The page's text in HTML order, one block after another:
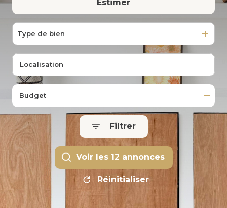
VENTES
Estimer
Type de bien
Budget
Filtrer
Voir les 12 annonces
Réinitialiser